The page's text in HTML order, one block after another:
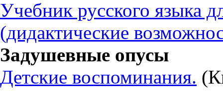
Учебник русского языка
(дидактические
Задушевные опусы
Детские воспоминания.